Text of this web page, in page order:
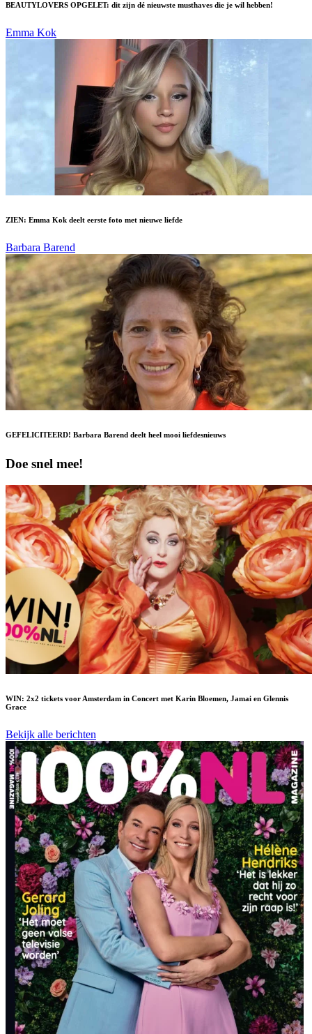
BEAUTYLOVERS OPGELET: dit zijn dé nieuwste musthaves die je wil hebben!
Emma Kok
ZIEN: Emma Kok deelt eerste foto met nieuwe liefde
Barbara Barend
GEFELICITEERD! Barbara Barend deelt heel mooi liefdesnieuws
Doe snel mee!
WIN: 2x2 tickets voor Amsterdam in Concert met Karin Bloemen, Jamai en Glennis
Grace
Bekijk alle berichten